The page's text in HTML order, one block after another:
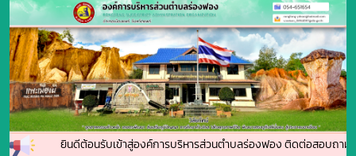
ยินดีต้อนรับเข้าสู่องค์การบริหารส่วนตำบลร่องฟอง ติดต่อสอบถาม :